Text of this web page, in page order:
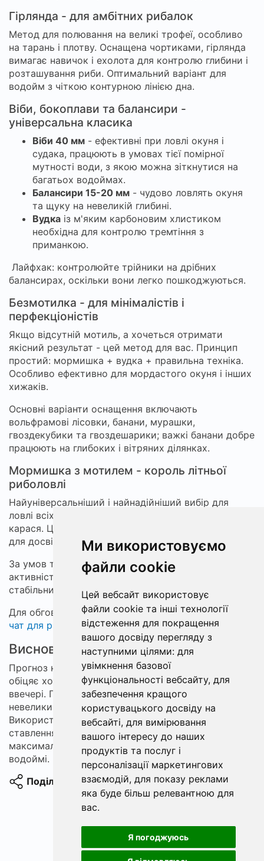
Ми використовуємо
файли cookie
Цей вебсайт використовує
файли cookie та інші технології
відстеження для покращення
вашого досвіду перегляду з
наступними цілями: для
увімкнення базової
функціональності вебсайту, для
забезпечення кращого
користувацького досвіду на
вебсайті, для вимірювання
вашого інтересу до наших
продуктів та послуг і
персоналізації маркетингових
взаємодій, для показу реклами
яка буде більш релевантною для
вас.
Я погоджуюсь
Гірлянда - для амбітних рибалок
Метод для полювання на великі трофеї, особливо
на тарань і плотву. Оснащена чортиками, гірлянда
вимагає навичок і ехолота для контролю глибини і
розташування риби. Оптимальний варіант для
водойм з чіткою контурною лінією дна.
Віби, бокоплави та балансири -
універсальна класика
Віби 40 мм - ефективні при ловлі окуня і
судака, працюють в умовах тієї помірної
мутності води, з якою можна зіткнутися на
багатьох водоймах.
Балансири 15-20 мм - чудово ловлять окуня
та щуку на невеликій глибині.
Вудка із м'яким карбоновим хлистиком
необхідна для контролю тремтіння з
приманкою.
️ Лайфхак: контролюйте трійники на дрібних
балансирах, оскільки вони легко пошкоджуються.
Безмотилка - для мінімалістів і
перфекціоністів
Якщо відсутній мотиль, а хочеться отримати
якісний результат - цей метод для вас. Принцип
простий: мормишка + вудка + правильна техніка.
Особливо ефективно для мордастого окуня і інших
хижаків.
Основні варіанти оснащення включають
вольфрамові лісовки, банани, мурашки,
гвоздекубики та гвоздешарики; важкі банани добре
працюють на глибоких і вітряних ділянках.
Мормишка з мотилем - король літньої
риболовлі
Найуніверсальніший і найнадійніший вибір для
ловлі всіх основних видів риби: щуки, окуня, плітки,
карася. Цей метод ідеальний як для новачків, так і
для досвідчених рибалок.
За умов теплої погоди і помірного вітру ваша
активність на водоймі буде винагороджена
стабільним кльовом.
Для обговорення та обміну досвідом запрошуємо у
чат для рибалки.
Висновки
Прогноз кльову у Чернігові на найближчий тиждень
обіцяє хорошу риболовлю особливо вранці та
ввечері. Погодні умови з помірним вітром і
невеликими дощами сприятимуть активності риби.
Використання рекомендованих способів і уважне
ставлення до погодних змін допоможуть вам
максимально продуктивно провести час на
водоймі.
Поділитися